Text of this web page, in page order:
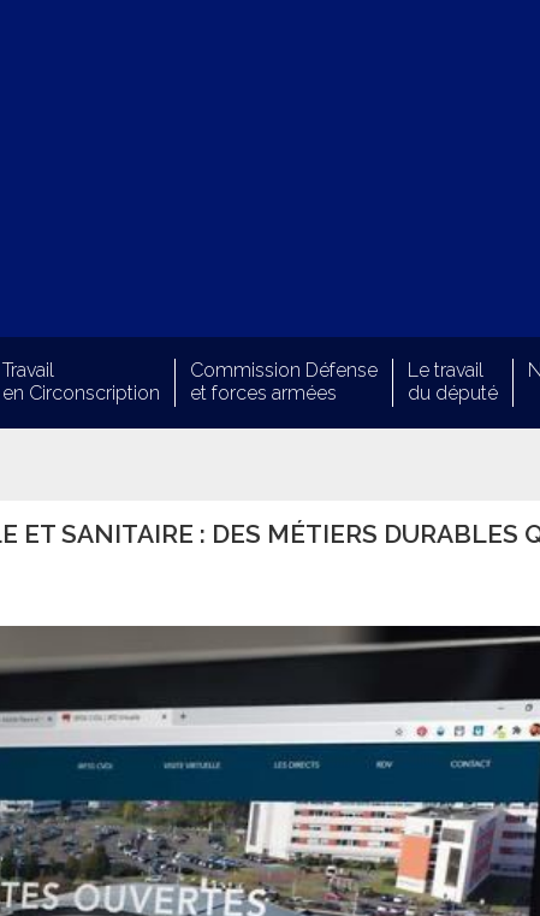
Travail
en Circonscription
Commission Défense
et forces armées
Le travail
du député
ET SANITAIRE : DES MÉTIERS DURABLES